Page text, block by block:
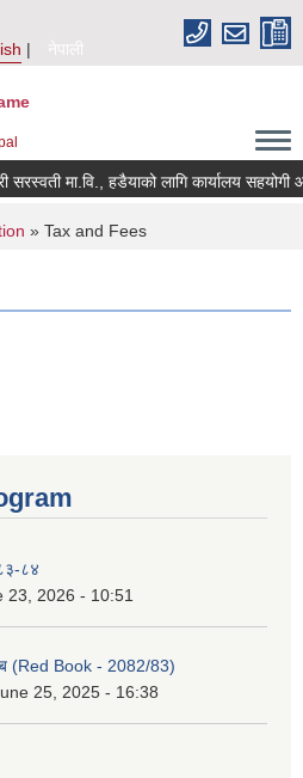
नेपाली
सरस्वती मा.वि., हडैयाको लागि कार्यालय सहयोगी
» Tax and Fees
८४
23, 2026 - 10:51
(Red Book - 2082/83)
25, 2025 - 16:38